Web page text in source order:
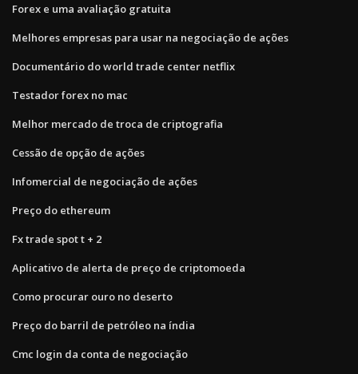
Forex e uma avaliação gratuita
Melhores empresas para usar na negociação de ações
Documentário do world trade center netflix
Testador forex no mac
Melhor mercado de troca de criptografia
Cessão de opção de ações
Infomercial de negociação de ações
Preço do ethereum
Fx trade spot t + 2
Aplicativo de alerta de preço de criptomoeda
Como procurar ouro no deserto
Preço do barril de petróleo na índia
Cmc login da conta de negociação